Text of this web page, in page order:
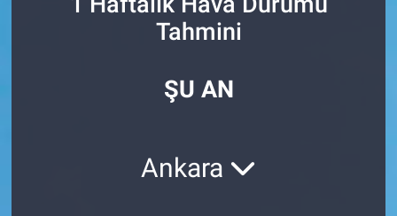
Tahmini
ŞU AN
Ankara
SİYASET
SOKAK RÖPORTAJLARI
Tüm Manşetler